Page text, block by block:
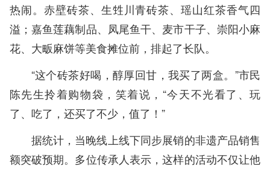
热闹。赤壁砖茶、生甡川青砖茶、瑶山红茶香气四
溢；嘉鱼莲藕制品、凤尾鱼干、麦市干子、崇阳小麻
花、大畈麻饼等美食摊位前，排起了长队。
“这个砖茶好喝，醇厚回甘，我买了两盒。”市民
陈先生拎着购物袋，笑着说，“今天不光看了、玩
了、吃了，还买了不少，值了！”
据统计，当晚线上线下同步展销的非遗产品销售
额突破预期。多位传承人表示，这样的活动不仅让他